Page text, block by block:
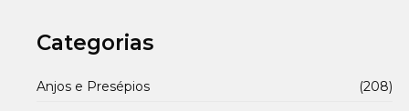
Categorias
Anjos e Presépios (208)